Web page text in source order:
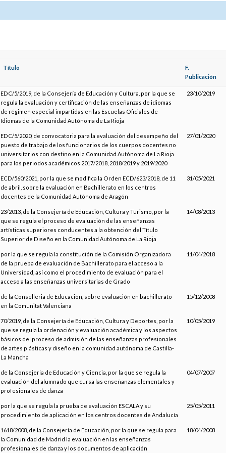
Título
F.
Publicación
EDC/5/2019, de la Consejería de Educación y Cultura, por la que se
regula la evaluación y certificación de las enseñanzas de idiomas
de régimen especial impartidas en las Escuelas Oficiales de
Idiomas de la Comunidad Autónoma de La Rioja
23/10/2019
EDC/5/2020, de convocatoria para la evaluación del desempeño del
puesto de trabajo de los funcionarios de los cuerpos docentes no
universitarios con destino en la Comunidad Autónoma de La Rioja
para los periodos académicos 2017/2018, 2018/2019 y 2019/2020
27/01/2020
ECD/560/2021, por la que se modifica la Orden ECD/623/2018, de 11
de abril, sobre la evaluación en Bachillerato en los centros
docentes de la Comunidad Autónoma de Aragón
31/05/2021
23/2013, de la Consejería de Educación, Cultura y Turismo, por la
que se regula el proceso de evaluación de las enseñanzas
artísticas superiores conducentes a la obtención del Título
Superior de Diseño en la Comunidad Autónoma de La Rioja
14/08/2013
por la que se regula la constitución de la Comisión Organizadora
de la prueba de evaluación de Bachillerato para el acceso a la
Universidad, así como el procedimiento de evaluación para el
acceso a las enseñanzas universitarias de Grado
11/04/2018
de la Conselleria de Educación, sobre evaluación en bachillerato
en la Comunitat Valenciana
15/12/2008
70/2019, de la Consejería de Educación, Cultura y Deportes, por la
que se regula la ordenación y evaluación académica y los aspectos
básicos del proceso de admisión de las enseñanzas profesionales
de artes plásticas y diseño en la comunidad autónoma de Castilla-
La Mancha
10/05/2019
de la Consejería de Educación y Ciencia, por la que se regula la
evaluación del alumnado que cursa las enseñanzas elementales y
profesionales de danza
04/07/2007
por la que se regula la prueba de evaluación ESCALA y su
procedimiento de aplicación en los centros docentes de Andalucía
25/05/2011
1618/2008, de la Consejería de Educación, por la que se regula para
la Comunidad de Madrid la evaluación en las enseñanzas
profesionales de danza y los documentos de aplicación
18/04/2008